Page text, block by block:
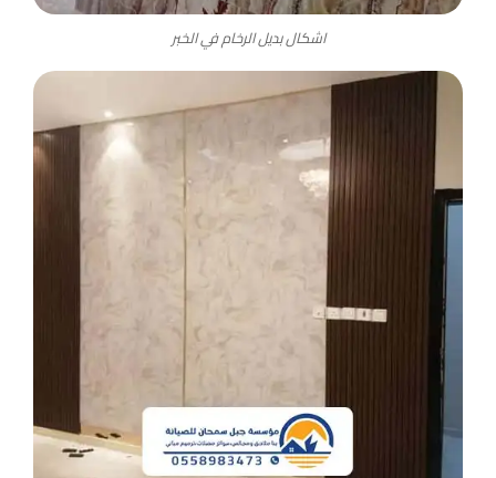
اشكال بديل الرخام في الخبر